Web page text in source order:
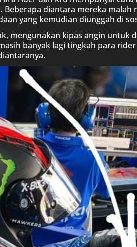
Beberapa diantara mereka malah
yang kemudian diunggah di
mengunakan kipas angin untuk
banyak lagi tingkah para